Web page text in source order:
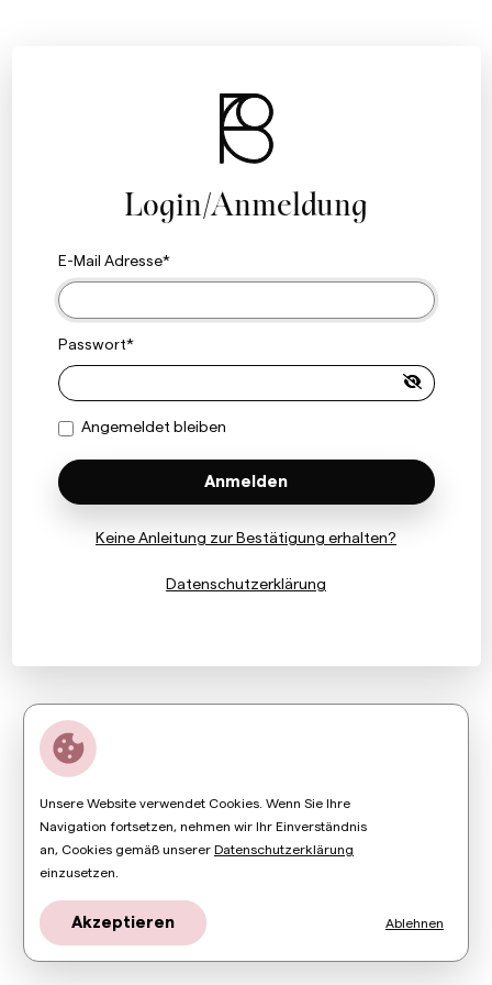
Login/Anmeldung
E-Mail Adresse
Passwort
Angemeldet bleiben
Anmelden
Keine Anleitung zur Bestätigung erhalten?
Datenschutzerklärung
Unsere Website verwendet Cookies. Wenn Sie Ihre
Navigation fortsetzen, nehmen wir Ihr Einverständnis
an, Cookies gemäß unserer Datenschutzerklärung
einzusetzen.
Akzeptieren Ablehnen